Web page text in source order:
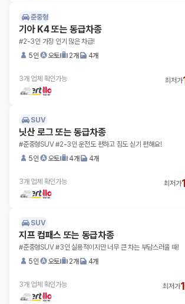
준중형
기아 K4 또는 동급차종
#2-3인 가장 인기 많은 차급!
5인
오토 2개 4개
3개 업체 확인가능
최저가
SUV
닛산 로그 또는 동급차종
#준중형SUV #2-3인 운전도 편하고 짐도 싣기 편해요!
5인
오토 4개 4개
3개 업체 확인가능
최저가
SUV
지프 컴패스 또는 동급차종
#준중형SUV #3인 실용적이지만 너무 큰 차는 부담스러울 때!
5인
오토 2개 4개
3개 업체 확인가능
최저가